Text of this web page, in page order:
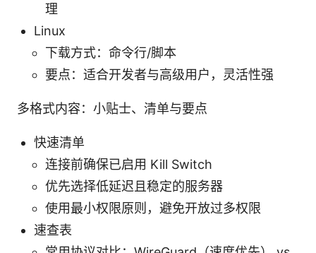
理
Linux
下载方式：命令行/脚本
要点：适合开发者与高级用户，灵活性强
多格式内容：小贴士、清单与要点
快速清单
连接前确保已启用 Kill Switch
优先选择低延迟且稳定的服务器
使用最小权限原则，避免开放过多权限
速查表